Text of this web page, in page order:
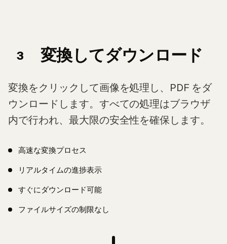
3 変換してダウンロード
変換をクリックして画像を処理し、PDF をダ
ウンロードします。すべての処理はブラウザ
内で行われ、最大限の安全性を確保します。
高速な変換プロセス
リアルタイムの進捗表示
すぐにダウンロード可能
ファイルサイズの制限なし